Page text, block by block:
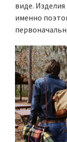
виде.
именно